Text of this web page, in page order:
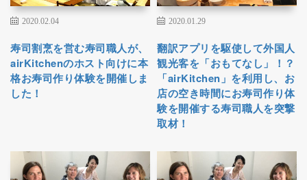
2020.02.04
寿司割烹を営む寿司職人が、
airKitchenのホスト向けに本
格お寿司作り体験を開催しま
した！
2020.01.29
翻訳アプリを駆使して外国人
観光客を「おもてなし」！？
「airKitchen」を利用し、お
店の空き時間にお寿司作り体
験を開催する寿司職人を突撃
取材！